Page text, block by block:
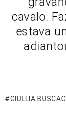
cavalo.
estava
GIULLIA